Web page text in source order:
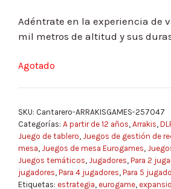
Adéntrate en la experiencia de
mil metros de altitud y sus
Agotado
SKU: Cantarero-ARRAKISGAMES-257047
Categorías: A partir de 12 años Arrakis
Juego de tablero Juegos de gestión de
mesa Juegos de mesa Eurogames
Juegos temáticos Jugadores Para 2
jugadores Para 4 jugadores Para 5
Etiquetas: estrategia eurogame